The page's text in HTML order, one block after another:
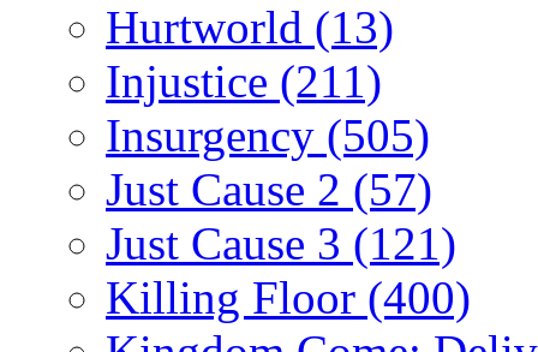
Hurtworld (13)
Injustice (211)
Insurgency (505)
Just Cause 2 (57)
Just Cause 3 (121)
Killing Floor (400)